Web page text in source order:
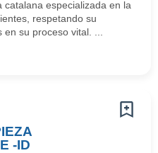
catalana especializada en la
respetando su
su proceso vital. ...
-ID